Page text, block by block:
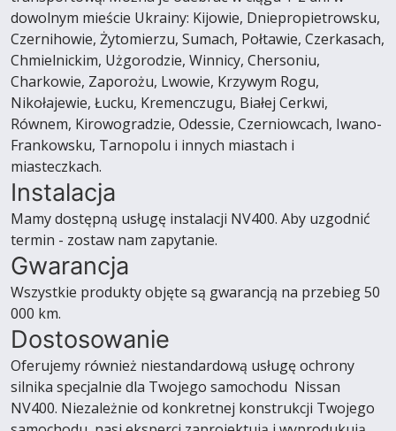
dowolnym mieście Ukrainy: Kijowie, Dniepropietrowsku,
Czernihowie, Żytomierzu, Sumach, Połtawie, Czerkasach,
Chmielnickim, Użgorodzie, Winnicy, Chersoniu,
Charkowie, Zaporożu, Lwowie, Krzywym Rogu,
Nikołajewie, Łucku, Kremenczugu, Białej Cerkwi,
Równem, Kirowogradzie, Odessie, Czerniowcach, Iwano-
Frankowsku, Tarnopolu i innych miastach i
miasteczkach.
Instalacja
Mamy dostępną usługę instalacji NV400. Aby uzgodnić
termin - zostaw nam zapytanie.
Gwarancja
Wszystkie produkty objęte są gwarancją na przebieg 50
000 km.
Dostosowanie
Oferujemy również niestandardową usługę ochrony
silnika specjalnie dla Twojego samochodu Nissan
NV400. Niezależnie od konkretnej konstrukcji Twojego